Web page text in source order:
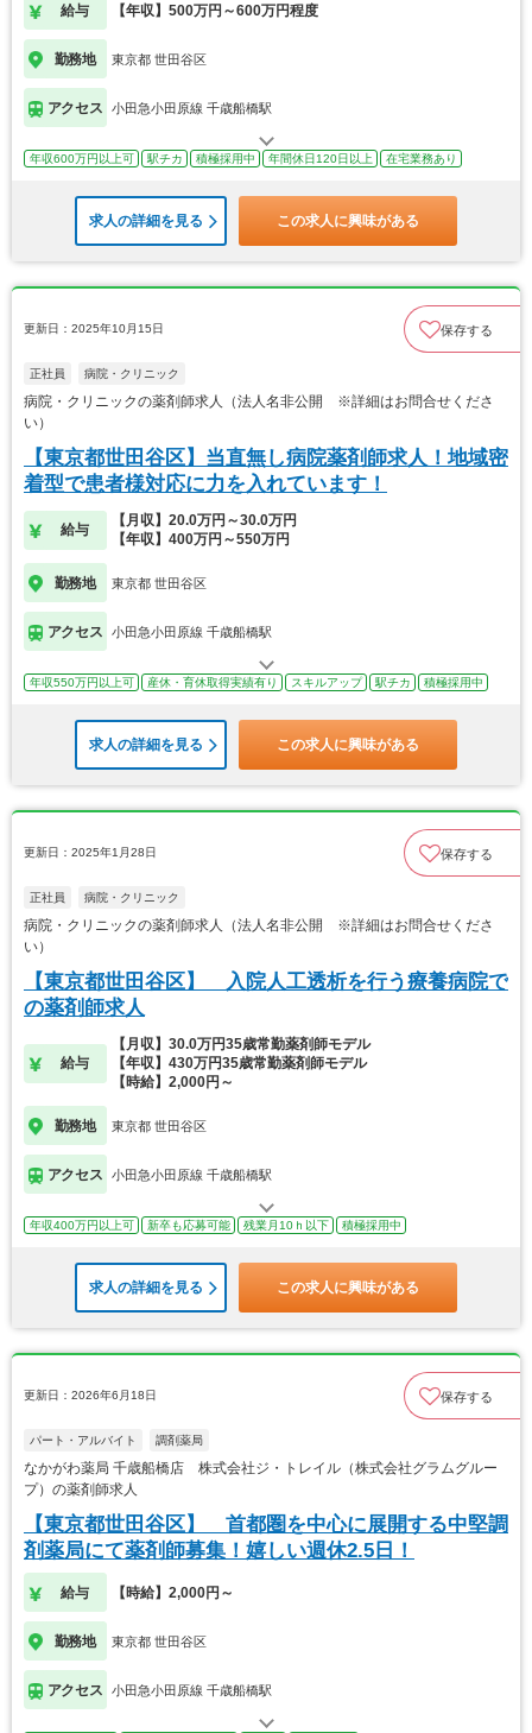
給与 【年収】500万円～600万円程度
勤務地 東京都 世田谷区
アクセス 小田急小田原線 千歳船橋駅
年収600万円以上可 駅チカ 積極採用中 年間休日120日以上 在宅業務あり
求人の詳細を見る この求人に興味がある
更新日：2025年10月15日 保存する
正社員 病院・クリニック
病院・クリニックの薬剤師求人（法人名非公開 ※詳細はお問合せくださ
い）
【東京都世田谷区】当直無し病院薬剤師求人！地域密
着型で患者様対応に力を入れています！
給与
【月収】20.0万円～30.0万円
【年収】400万円～550万円
勤務地 東京都 世田谷区
アクセス 小田急小田原線 千歳船橋駅
年収550万円以上可 産休・育休取得実績有り スキルアップ 駅チカ 積極採用中
求人の詳細を見る この求人に興味がある
更新日：2025年1月28日 保存する
正社員 病院・クリニック
病院・クリニックの薬剤師求人（法人名非公開 ※詳細はお問合せくださ
い）
【東京都世田谷区】 入院人工透析を行う療養病院で
の薬剤師求人
給与
【月収】30.0万円35歳常勤薬剤師モデル
【年収】430万円35歳常勤薬剤師モデル
【時給】2,000円～
勤務地 東京都 世田谷区
アクセス 小田急小田原線 千歳船橋駅
年収400万円以上可 新卒も応募可能 残業月10ｈ以下 積極採用中
求人の詳細を見る この求人に興味がある
更新日：2026年6月18日 保存する
パート・アルバイト 調剤薬局
なかがわ薬局 千歳船橋店 株式会社ジ・トレイル（株式会社グラムグルー
プ）の薬剤師求人
【東京都世田谷区】 首都圏を中心に展開する中堅調
剤薬局にて薬剤師募集！嬉しい週休2.5日！
給与 【時給】2,000円～
勤務地 東京都 世田谷区
アクセス 小田急小田原線 千歳船橋駅